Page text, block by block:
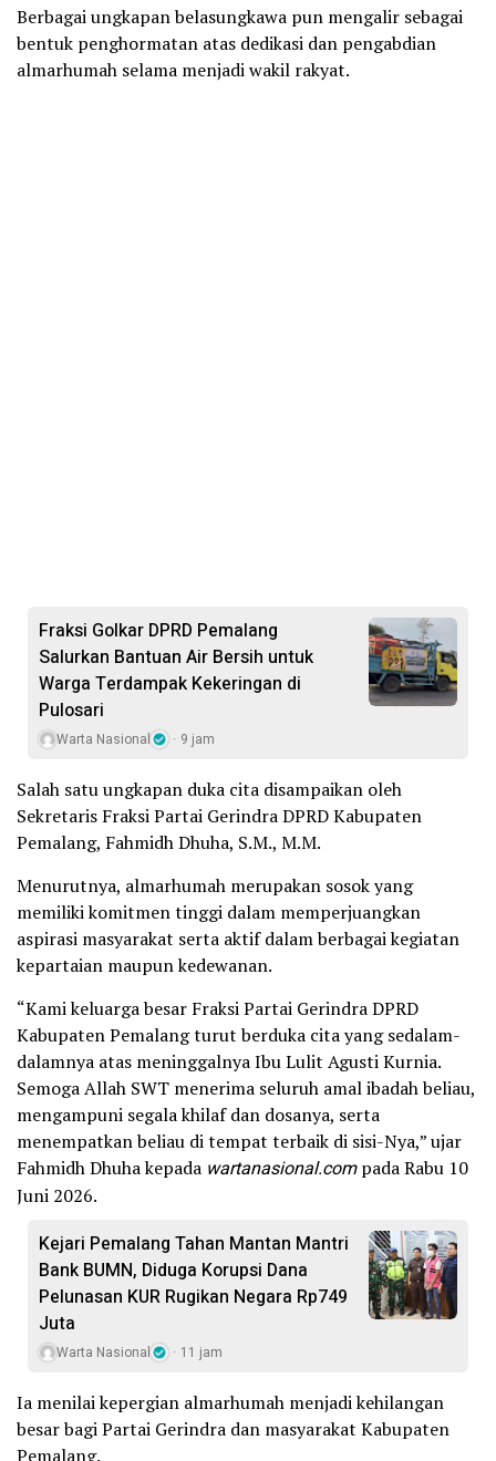
Berbagai ungkapan belasungkawa pun mengalir sebagai
bentuk penghormatan atas dedikasi dan pengabdian
almarhumah selama menjadi wakil rakyat.
Fraksi Golkar DPRD Pemalang
Salurkan Bantuan Air Bersih untuk
Warga Terdampak Kekeringan di
Pulosari
Warta Nasional 9 jam
Salah satu ungkapan duka cita disampaikan oleh
Sekretaris Fraksi Partai Gerindra DPRD Kabupaten
Pemalang, Fahmidh Dhuha, S.M., M.M.
Menurutnya, almarhumah merupakan sosok yang
memiliki komitmen tinggi dalam memperjuangkan
aspirasi masyarakat serta aktif dalam berbagai kegiatan
kepartaian maupun kedewanan.
“Kami keluarga besar Fraksi Partai Gerindra DPRD
Kabupaten Pemalang turut berduka cita yang sedalam-
dalamnya atas meninggalnya Ibu Lulit Agusti Kurnia.
Semoga Allah SWT menerima seluruh amal ibadah beliau,
mengampuni segala khilaf dan dosanya, serta
menempatkan beliau di tempat terbaik di sisi-Nya,” ujar
Fahmidh Dhuha kepada wartanasional.compada Rabu 10
Juni 2026.
Kejari Pemalang Tahan Mantan Mantri
Bank BUMN, Diduga Korupsi Dana
Pelunasan KUR Rugikan Negara Rp749
Juta
Warta Nasional 11 jam
Ia menilai kepergian almarhumah menjadi kehilangan
besar bagi Partai Gerindra dan masyarakat Kabupaten
Pemalang.